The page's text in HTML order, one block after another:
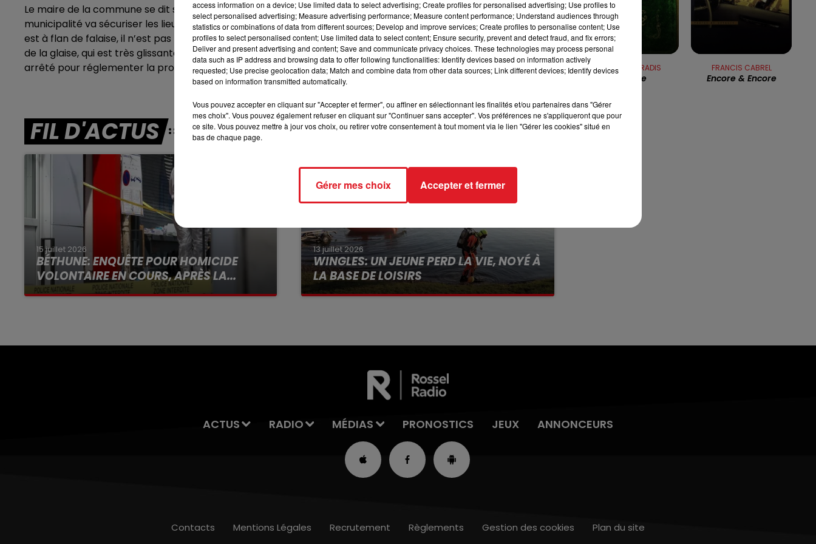
7h00 - 10h00
DEBOUT C'EST L'HEURE
12h00 - 13h00
RDL & VOUS
13h00 - 16h00
LES APRÈS-MIDI QUI CHANTENT
Le maire de la commune se dit soulagé que l’évènement soit arrivée sans promeneurs dans les environs. La
municipalité va sécuriser les lieux, mais un appel à la prudence est d’ores et déjà lancé, puisque le blockhaus
est à flan de falaise, il n’est pas tombé sur la plage et se trouve donc dans une situation instable. Car posé sur
de la glaise, qui est très glissante et friable. Encore plus alors que des orages sont attendus. Le maire a pris un
arrêté pour réglementer la promenade et éviter un drame.
FIL D'ACTUS
15 juillet 2026
BÉTHUNE: ENQUÊTE POUR HOMICIDE
VOLONTAIRE EN COURS, APRÈS LA...
Selon les premiers éléments, le logement
13 juillet 2026
WINGLES: UN JEUNE PERD LA VIE, NOYÉ À
LA BASE DE LOISIRS
La victime a coulé à pic
VANESSA PARADIS
La Seine
FRANCIS CABREL
Encore & Encore
ACTUS RADIO MÉDIAS PRONOSTICS JEUX ANNONCEURS
Contacts Mentions Légales Recrutement Règlements Gestion des cookies Plan du site
access information on a device; Use limited data to select advertising; Create profiles for personalised advertising; Use profiles to
select personalised advertising; Measure advertising performance; Measure content performance; Understand audiences through
statistics or combinations of data from different sources; Develop and improve services; Create profiles to personalise content; Use
profiles to select personalised content; Use limited data to select content; Ensure security, prevent and detect fraud, and fix errors;
Deliver and present advertising and content; Save and communicate privacy choices. These technologies may process personal
data such as IP address and browsing data to offer following functionalities: Identify devices based on information actively
requested; Use precise geolocation data; Match and combine data from other data sources; Link different devices; Identify devices
based on information transmitted automatically.
Vous pouvez accepter en cliquant sur "Accepter et fermer", ou affiner en sélectionnant les finalités et/ou partenaires dans "Gérer
mes choix". Vous pouvez également refuser en cliquant sur "Continuer sans accepter". Vos préférences ne s'appliqueront que pour
ce site. Vous pouvez mettre à jour vos choix, ou retirer votre consentement à tout moment via le lien "Gérer les cookies" situé en
bas de chaque page.
Gérer mes choix Accepter et fermer